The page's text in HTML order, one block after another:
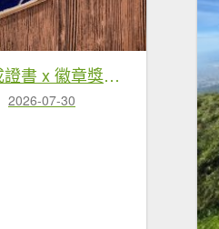
台北大縱走｜完成證書 x 徽章獎品 x 路線全攻略
2026-07-30